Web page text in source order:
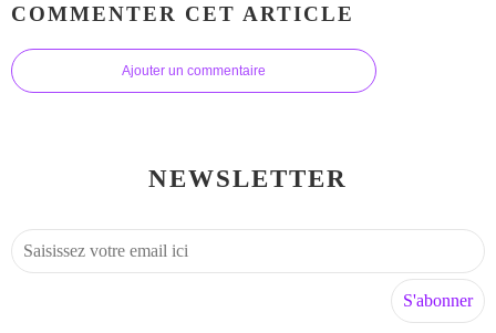
COMMENTER CET ARTICLE
Ajouter un commentaire
NEWSLETTER